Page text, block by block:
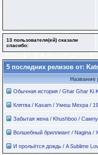
13 пользователя(ей) сказали
cпасибо:
5 последних релизов от:
Название
Обычная история / Ghar Ghar Ki
Клятва / Kasam / Умеш Мехра /
Забытая жена / Khushboo /
Волшебный бриллиант / Nagina /
И прольётся дождь / A Sublime